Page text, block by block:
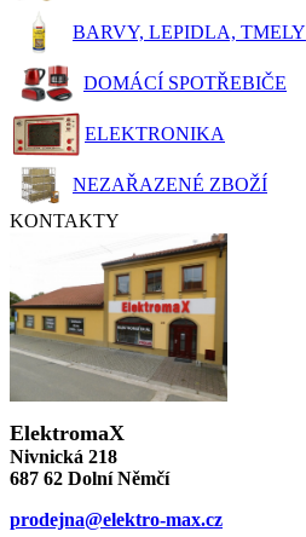
BARVY, LEPIDLA, TMELY
DOMÁCÍ SPOTŘEBIČE
ELEKTRONIKA
NEZAŘAZENÉ ZBOŽÍ
KONTAKTY
ElektromaX
Nivnická 218
687 62 Dolní Němčí
prodejna@elektro-max.cz